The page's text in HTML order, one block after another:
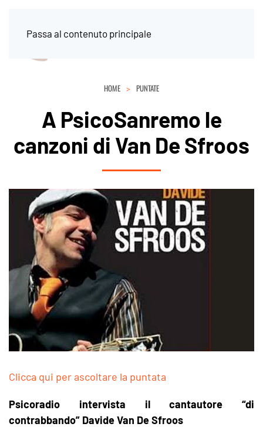
Passa al contenuto principale
HOME PUNTATE
A PsicoSanremo le
canzoni di Van De Sfroos
Clicca qui per ascoltare la puntata
Psicoradio intervista il cantautore “di
contrabbando” Davide Van De Sfroos